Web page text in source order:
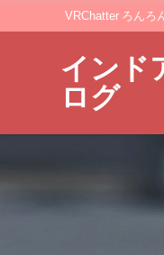
VRChatter ろんろ
インド
ログ